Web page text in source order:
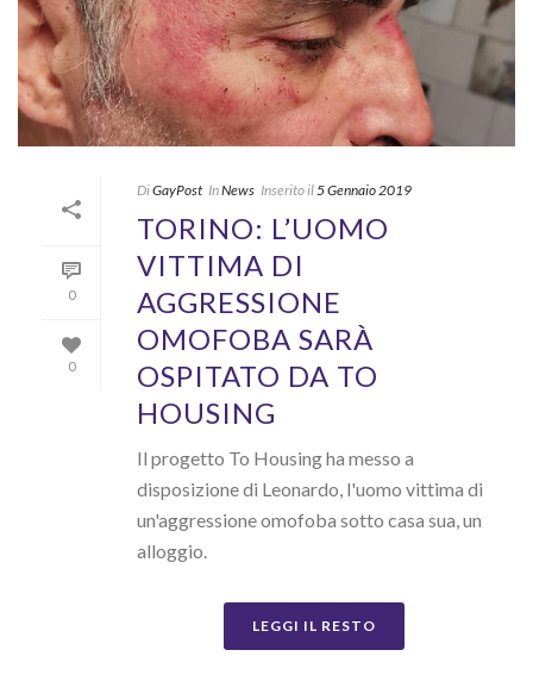
0
0
DiGayPost InNews Inserito il5 Gennaio 2019
TORINO: L’UOMO
VITTIMA DI
AGGRESSIONE
OMOFOBA SARÀ
OSPITATO DA TO
HOUSING
Il progetto To Housing ha messo a
disposizione di Leonardo, l'uomo vittima di
un'aggressione omofoba sotto casa sua, un
alloggio.
LEGGI IL RESTO